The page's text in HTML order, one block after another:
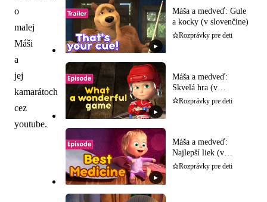
o
malej
Máši
a
jej
kamarátoch
cez
youtube.
▶
Máša a medveď: Gule
a kocky (v slovenčine)
Rozprávky pre deti
▶
Máša a medveď:
Skvelá hra (v
slovenčine)
Rozprávky pre deti
▶
Máša a medveď:
Najlepší liek (v
slovenčine)
Rozprávky pre deti